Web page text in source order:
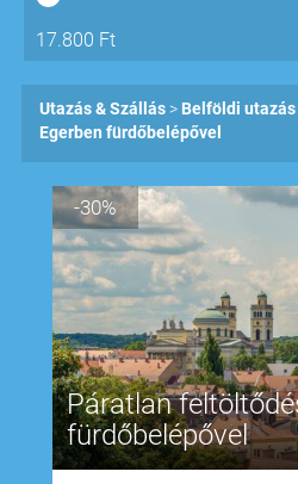
17.800 Ft
Utazás & Szállás Belföldi utazás
Egerben fürdőbelépővel
-30%
Páratlan
fürdőbelépővel